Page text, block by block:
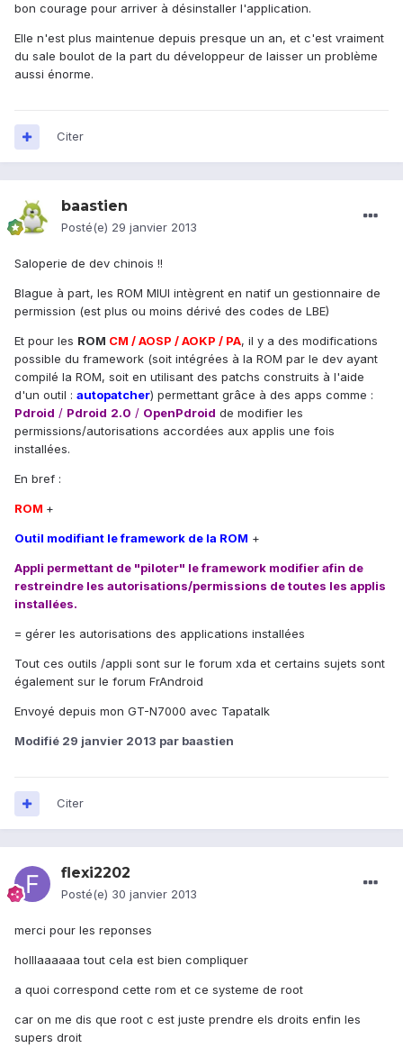
bon courage pour arriver à désinstaller l'application.
Elle n'est plus maintenue depuis presque un an, et c'est vraiment
du sale boulot de la part du développeur de laisser un problème
aussi énorme.
Citer
baastien
Posté(e) 29 janvier 2013
Saloperie de dev chinois !!
Blague à part, les ROM MIUI intègrent en natif un gestionnaire de
permission (est plus ou moins dérivé des codes de LBE)
Et pour les ROM CM / AOSP / AOKP / PA, il y a des modifications
possible du framework (soit intégrées à la ROM par le dev ayant
compilé la ROM, soit en utilisant des patchs construits à l'aide
d'un outil : autopatcher) permettant grâce à des apps comme :
Pdroid / Pdroid 2.0 / OpenPdroid de modifier les
permissions/autorisations accordées aux applis une fois
installées.
En bref :
ROM +
Outil modifiant le framework de la ROM +
Appli permettant de "piloter" le framework modifier afin de
restreindre les autorisations/permissions de toutes les applis
installées.
= gérer les autorisations des applications installées
Tout ces outils /appli sont sur le forum xda et certains sujets sont
également sur le forum FrAndroid
Envoyé depuis mon GT-N7000 avec Tapatalk
Modifié 29 janvier 2013 par baastien
Citer
flexi2202
Posté(e) 30 janvier 2013
merci pour les reponses
holllaaaaaa tout cela est bien compliquer
a quoi correspond cette rom et ce systeme de root
car on me dis que root c est juste prendre els droits enfin les
supers droit